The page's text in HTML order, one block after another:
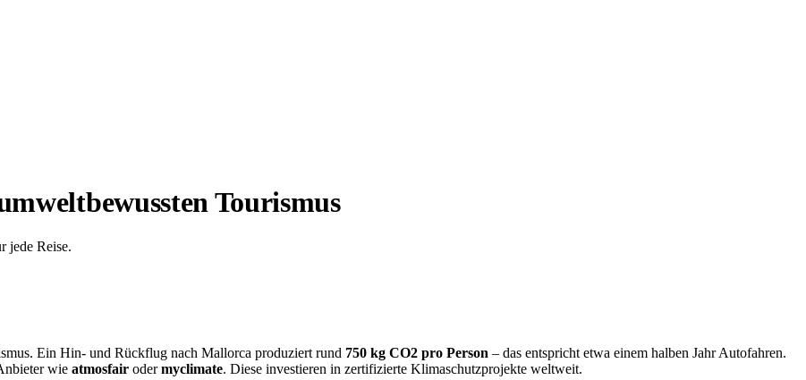
Tourismus
jede Reise.
Ein Hin- und Rückflug nach Mallorca produziert rund 750 kg CO2 pro Person – das entspricht etwa einem halben Jahr Autofahren.
wie atmosfair odermyclimate. Diese investieren in zertifizierte Klimaschutzprojekte weltweit.